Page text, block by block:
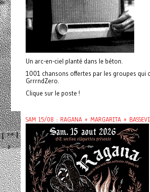
Un arc-en-ciel planté dans le béton.
1001 chansons offertes par les groupes qui
GrrrndZero.
Clique sur le poste !
SAM 15/08 : RAGANA + MARGARITA +